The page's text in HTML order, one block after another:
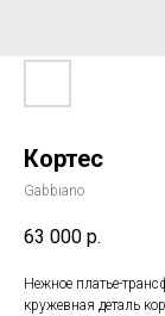
Кортес
Gabbiano
63 000 р.
Нежное платье-
кружевная деталь